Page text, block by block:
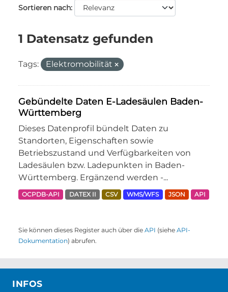
Sortieren nach
1 Datensatz gefunden
Tags: Elektromobilität
Gebündelte Daten E-Ladesäulen Baden-
Württemberg
Dieses Datenprofil bündelt Daten zu
Standorten, Eigenschaften sowie
Betriebszustand und Verfügbarkeiten von
Ladesäulen bzw. Ladepunkten in Baden-
Württemberg. Ergänzend werden -...
OCPDB-API DATEX II CSV WMS/WFS JSON API
Sie können dieses Register auch über die API (siehe API-
Dokumentation) abrufen.
INFOS